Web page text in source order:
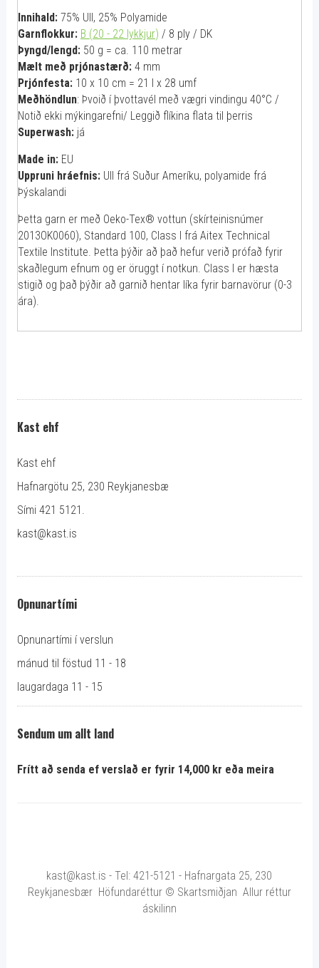
Innihald:75% Ull, 25% Polyamide
Garnflokkur: B (20 - 22 lykkjur) / 8 ply / DK
Þyngd/lengd:50 g = ca. 110 metrar
Mælt með prjónastærð:4 mm
Prjónfesta:10 x 10 cm = 21 l x 28 umf
Meðhöndlun: Þvoið í þvottavél með vægri vindingu 40°C /
Notið ekki mýkingarefni/ Leggið flíkina flata til þerris
Superwash:já
Made in: EU
Uppruni hráefnis:Ull frá Suður Ameríku, polyamide frá
Þýskalandi
Þetta garn er með Oeko-Tex® vottun (skírteinisnúmer
2013OK0060), Standard 100, Class I frá Aitex Technical
Textile Institute. Þetta þýðir að það hefur verið prófað fyrir
skaðlegum efnum og er öruggt í notkun. Class I er hæsta
stigið og það þýðir að garnið hentar líka fyrir barnavörur (0-3
ára).
Kast ehf
Kast ehf
Hafnargötu 25, 230 Reykjanesbæ
Sími 421 5121.
kast@kast.is
Opnunartími
Opnunartími í verslun
mánud til föstud 11 - 18
laugardaga 11 - 15
Sendum um allt land
Frítt að senda ef verslað er fyrir 14,000 kr eða meira
kast@kast.is - Tel: 421-5121 - Hafnargata 25, 230
Reykjanesbær Höfundaréttur © Skartsmiðjan Allur réttur
áskilinn